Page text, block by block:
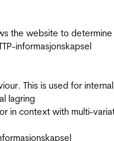
the website to
informasjonskapsel
This is used for
lagring
in context with multi-